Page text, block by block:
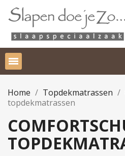
Home Topdekmatrassen
topdekmatrassen